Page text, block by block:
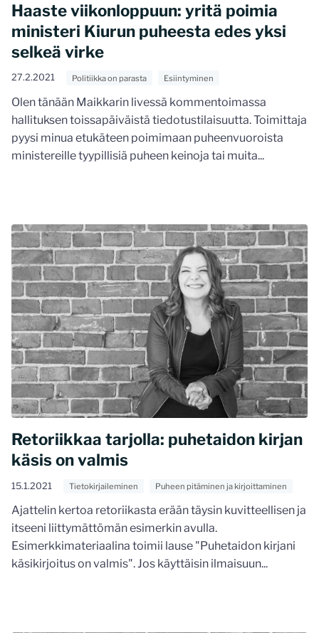
Haaste viikonloppuun: yritä poimia
ministeri Kiurun puheesta edes yksi
selkeä virke
27.2.2021 Politiikka on parasta Esiintyminen
Olen tänään Maikkarin livessä kommentoimassa
hallituksen toissapäiväistä tiedotustilaisuutta. Toimittaja
pyysi minua etukäteen poimimaan puheenvuoroista
ministereille tyypillisiä puheen keinoja tai muita...
Retoriikkaa tarjolla: puhetaidon kirjan
käsis on valmis
15.1.2021 Tietokirjaileminen Puheen pitäminen ja kirjoittaminen
Ajattelin kertoa retoriikasta erään täysin kuvitteellisen ja
itseeni liittymättömän esimerkin avulla.
Esimerkkimateriaalina toimii lause "Puhetaidon kirjani
käsikirjoitus on valmis". Jos käyttäisin ilmaisuun...